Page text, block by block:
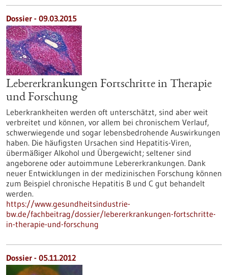
Dossier - 09.03.2015
Lebererkrankungen Fortschritte in Therapie
und Forschung
Leberkrankheiten werden oft unterschätzt, sind aber weit
verbreitet und können, vor allem bei chronischem Verlauf,
schwerwiegende und sogar lebensbedrohende Auswirkungen
haben. Die häufigsten Ursachen sind Hepatitis-Viren,
übermäßiger Alkohol und Übergewicht; seltener sind
angeborene oder autoimmune Lebererkrankungen. Dank
neuer Entwicklungen in der medizinischen Forschung können
zum Beispiel chronische Hepatitis B und C gut behandelt
werden.
https://www.gesundheitsindustrie-
bw.de/fachbeitrag/dossier/lebererkrankungen-fortschritte-
in-therapie-und-forschung
Dossier - 05.11.2012